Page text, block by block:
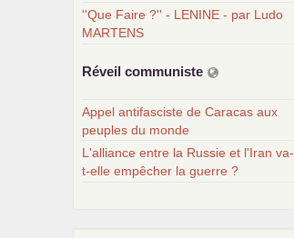
''Que Faire ?'' - LENINE - par Ludo
MARTENS
Réveil communiste
Appel antifasciste de Caracas aux
peuples du monde
L'alliance entre la Russie et l'Iran va-
t-elle empêcher la guerre ?